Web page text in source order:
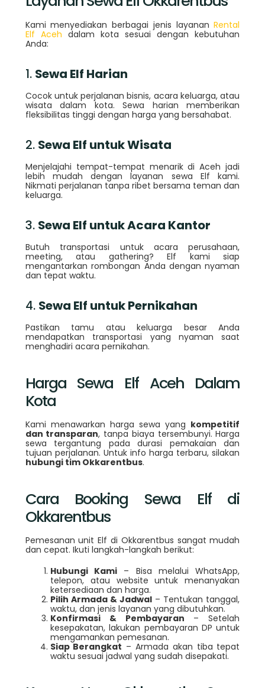
Kami menyediakan berbagai jenis layananRental
Elf Aceh dalam kota sesuai dengan kebutuhan
Anda:
1. Sewa Elf Harian
Cocok untuk perjalanan bisnis, acara keluarga, atau
wisata dalam kota. Sewa harian memberikan
fleksibilitas tinggi dengan harga yang bersahabat.
2. Sewa Elf untuk Wisata
Menjelajahi tempat-tempat menarik di Aceh jadi
lebih mudah dengan layanan sewa Elf kami.
Nikmati perjalanan tanpa ribet bersama teman dan
keluarga.
3. Sewa Elf untuk Acara Kantor
Butuh transportasi untuk acara perusahaan,
meeting, atau gathering? Elf kami siap
mengantarkan rombongan Anda dengan nyaman
dan tepat waktu.
4. Sewa Elf untuk Pernikahan
Pastikan tamu atau keluarga besar Anda
mendapatkan transportasi yang nyaman saat
menghadiri acara pernikahan.
Harga Sewa Elf Aceh Dalam
Kota
Kami menawarkan harga sewa yang kompetitif
dan transparan, tanpa biaya tersembunyi. Harga
sewa tergantung pada durasi pemakaian dan
tujuan perjalanan. Untuk info harga terbaru, silakan
hubungi tim Okkarentbus.
Cara Booking Sewa Elf di
Okkarentbus
Pemesanan unit Elf di Okkarentbus sangat mudah
dan cepat. Ikuti langkah-langkah berikut:
Hubungi Kami– Bisa melalui WhatsApp,
telepon, atau website untuk menanyakan
ketersediaan dan harga.
Pilih Armada & Jadwal – Tentukan tanggal,
waktu, dan jenis layanan yang dibutuhkan.
Konfirmasi & Pembayaran – Setelah
kesepakatan, lakukan pembayaran DP untuk
mengamankan pemesanan.
Siap Berangkat – Armada akan tiba tepat
waktu sesuai jadwal yang sudah disepakati.